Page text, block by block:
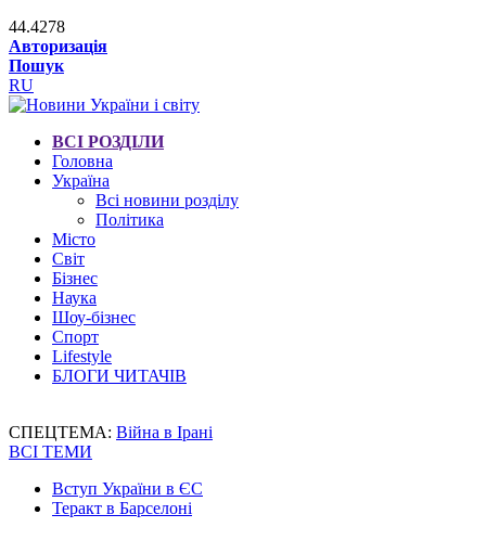
44.4278
Авторизація
Пошук
RU
ВСІ РОЗДІЛИ
Головна
Україна
Всі новини розділу
Політика
Місто
Світ
Бізнес
Наука
Шоу-бізнес
Спорт
Lifestyle
БЛОГИ ЧИТАЧІВ
СПЕЦТЕМА: Війна в Ірані
ВСІ ТЕМИ
Вступ України в ЄС
Теракт в Барселоні